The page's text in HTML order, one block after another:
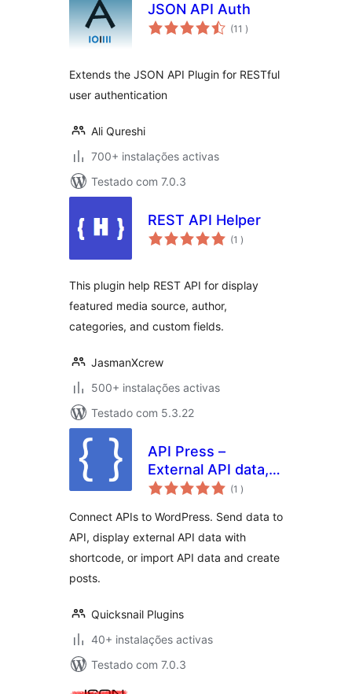
JSON API Auth
(11 classificações
)
Extends the JSON API Plugin for RESTful
user authentication
Ali Qureshi
700+ instalações activas
Testado com 7.0.3
REST API Helper
(1 classificações
)
This plugin help REST API for display
featured media source, author,
categories, and custom fields.
JasmanXcrew
500+ instalações activas
Testado com 5.3.22
API Press –
External API data,
Connect API,
(1 classificações
)
Connect APIs to WordPress. Send data to
API, display external API data with
shortcode, or import API data and create
posts.
Quicksnail Plugins
40+ instalações activas
Testado com 7.0.3